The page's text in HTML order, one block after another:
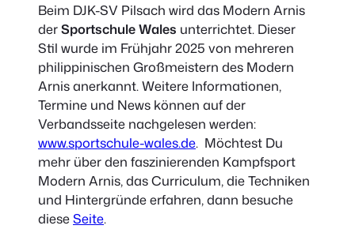
Beim DJK-SV Pilsach wird das Modern Arnis
derSportschule Wales unterrichtet. Dieser
Stil wurde im Frühjahr 2025 von mehreren
philippinischen Großmeistern des Modern
Arnis anerkannt. Weitere Informationen,
Termine und News können auf der
Verbandsseite nachgelesen werden:
www.sportschule-wales.de. Möchtest Du
mehr über den faszinierenden Kampfsport
Modern Arnis, das Curriculum, die Techniken
und Hintergründe erfahren, dann besuche
dieseSeite.